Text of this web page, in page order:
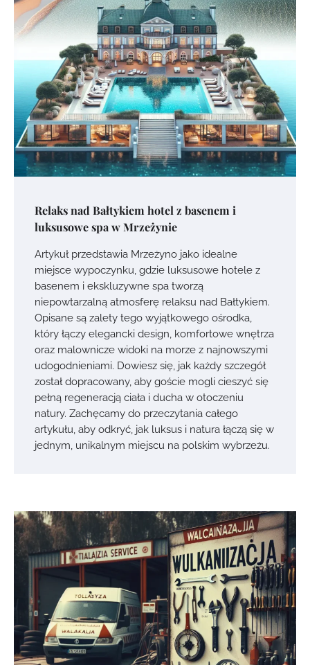
Relaks nad Bałtykiem hotel z basenem i
luksusowe spa w Mrzeżynie
Artykuł przedstawia Mrzeżyno jako idealne
miejsce wypoczynku, gdzie luksusowe hotele z
basenem i ekskluzywne spa tworzą
niepowtarzalną atmosferę relaksu nad Bałtykiem.
Opisane są zalety tego wyjątkowego ośrodka,
który łączy elegancki design, komfortowe wnętrza
oraz malownicze widoki na morze z najnowszymi
udogodnieniami. Dowiesz się, jak każdy szczegół
został dopracowany, aby goście mogli cieszyć się
pełną regeneracją ciała i ducha w otoczeniu
natury. Zachęcamy do przeczytania całego
artykułu, aby odkryć, jak luksus i natura łączą się w
jednym, unikalnym miejscu na polskim wybrzeżu.